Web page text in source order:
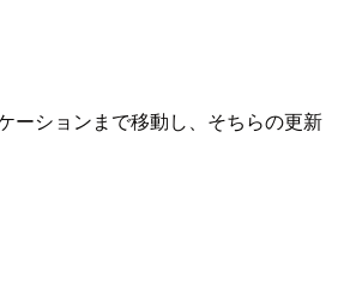
ーションまで移動し、そちらの更新